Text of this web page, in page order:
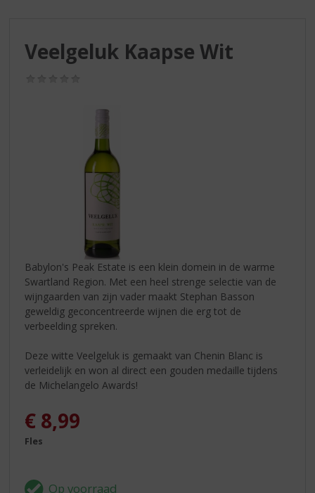
Veelgeluk Kaapse Wit
Babylon's Peak Estate is een klein domein in de warme
Swartland Region. Met een heel strenge selectie van de
wijngaarden van zijn vader maakt Stephan Basson
geweldig geconcentreerde wijnen die erg tot de
verbeelding spreken.
Deze witte Veelgeluk is gemaakt van Chenin Blanc is
verleidelijk en won al direct een gouden medaille tijdens
de Michelangelo Awards!
€ 8,99
Fles